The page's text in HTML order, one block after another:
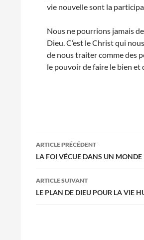
vie nouvelle sont la
Nous ne pourrions jamais
Dieu. C’est le Christ qui
de nous traiter comme des
le pouvoir de faire le bien
Navigation
des
articles
ARTICLE PRÉCÉDENT
LA FOI VÉCUE DANS UN MONDE
ARTICLE SUIVANT
LE PLAN DE DIEU POUR LA VIE